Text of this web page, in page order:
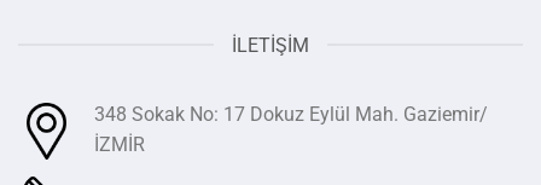
İLETIŞIM
348 Sokak No: 17 Dokuz Eylül Mah. Gaziemir/
İZMİR